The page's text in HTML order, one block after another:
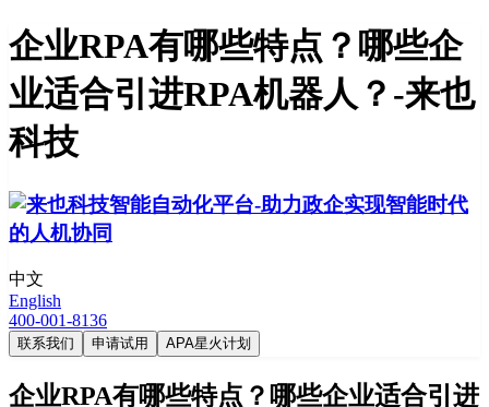
企业RPA有哪些特点？哪些企
业适合引进RPA机器人？-来也
科技
中文
English
400-001-8136
联系我们 申请试用 APA星火计划
企业RPA有哪些特点？哪些企业适合引进